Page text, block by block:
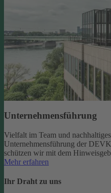
Unternehmensführung
Vielfalt im Team und
Unternehmensführung der
schützen wir mit dem
Mehr erfahren
Ihr Draht zu uns